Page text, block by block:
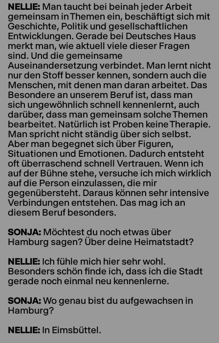
NELLIE: Man taucht bei beinah jeder Arbeit
gemeinsam in Themen ein, beschäftigt sich mit
Geschichte, Politik und gesellschaftlichen
Entwicklungen. Gerade bei Deutsches Haus
merkt man, wie aktuell viele dieser Fragen
sind. Und die gemeinsame
Auseinandersetzung verbindet. Man lernt nicht
nur den Stoff besser kennen, sondern auch die
Menschen, mit denen man daran arbeitet. Das
Besondere an unserem Beruf ist, dass man
sich ungewöhnlich schnell kennenlernt, auch
darüber, dass man gemeinsam solche Themen
bearbeitet. Natürlich ist Proben keine Therapie.
Man spricht nicht ständig über sich selbst.
Aber man begegnet sich über Figuren,
Situationen und Emotionen. Dadurch entsteht
oft überraschend schnell Vertrauen. Wenn ich
auf der Bühne stehe, versuche ich mich wirklich
auf die Person einzulassen, die mir
gegenübersteht. Daraus können sehr intensive
Verbindungen entstehen. Das mag ich an
diesem Beruf besonders.
SONJA: Möchtest du noch etwas über
Hamburg sagen? Über deine Heimatstadt?
NELLIE: Ich fühle mich hier sehr wohl.
Besonders schön finde ich, dass ich die Stadt
gerade noch einmal neu kennenlerne.
SONJA:Wo genau bist du aufgewachsen in
Hamburg?
NELLIE: In Eimsbüttel.